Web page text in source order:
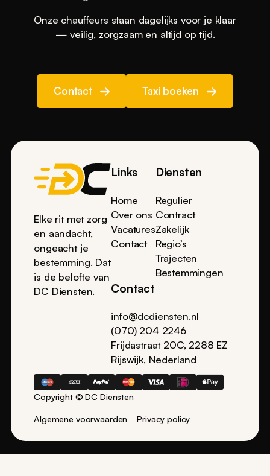
Onze chauffeurs staan dagelijks voor je klaar
— veilig, zorgzaam en altijd op tijd.
Contact Taxi boeken
Footer
Elke rit met zorg
en aandacht,
ongeacht je
bestemming. Dat
is de belofte van
DC Diensten.
Links
Home
Over ons
Vacatures
Contact
Diensten
Regulier
Contract
Zakelijk
Regio’s
Trajecten
Bestemmingen
Contact
info@dcdiensten.nl
(070) 204 2246
Frijdastraat 20C, 2288 EZ
Rijswijk, Nederland
Copyright © DC Diensten
Algemene voorwaarden Privacy policy